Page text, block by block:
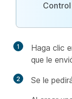
Control
1
Haga clic
que le
2
Se le